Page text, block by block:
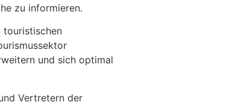
zu informieren.
touristischen
und sich optimal
Vertretern der